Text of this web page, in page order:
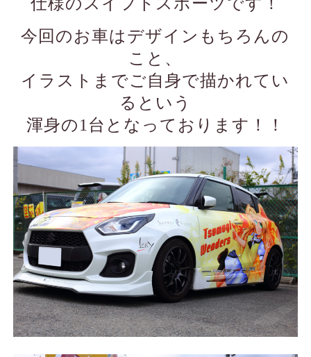
仕様のスイフトスポーツです！
今回のお車はデザインもちろんの
こと、
イラストまでご自身で描かれてい
るという
渾身の1台となっております！！